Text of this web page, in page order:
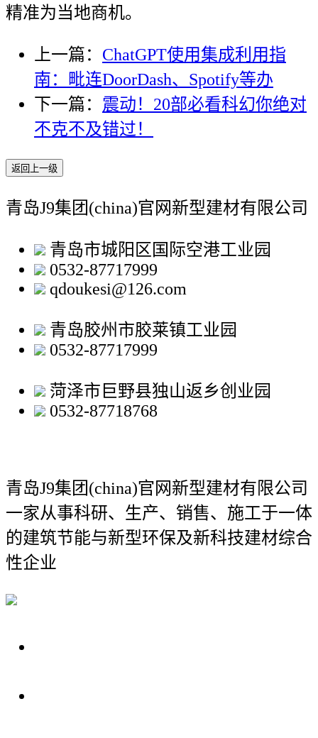
精准为当地商机。
上一篇： ChatGPT使用集成利用指
南：毗连DoorDash、Spotify等办
下一篇： 震动！20部必看科幻你绝对
不克不及错过！
返回上一级
青岛J9集团(china)官网新型建材有限公司
青岛市城阳区国际空港工业园
0532-87717999
qdoukesi@126.com
青岛胶州市胶莱镇工业园
0532-87717999
菏泽市巨野县独山返乡创业园
0532-87718768
青岛J9集团(china)官网新型建材有限公司
一家从事科研、生产、销售、施工于一体
的建筑节能与新型环保及新科技建材综合
性企业